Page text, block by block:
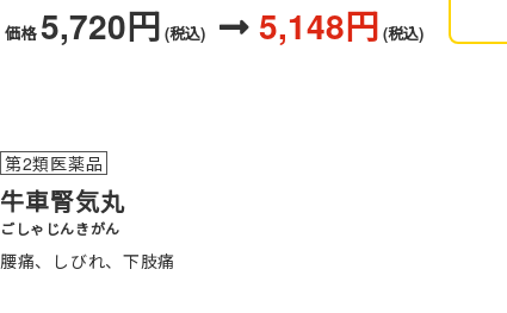
価格 5,720円 (税込) 5,148円 (税込)
第2類医薬品
牛車腎気丸
ごしゃじんきがん
腰痛、しびれ、下肢痛